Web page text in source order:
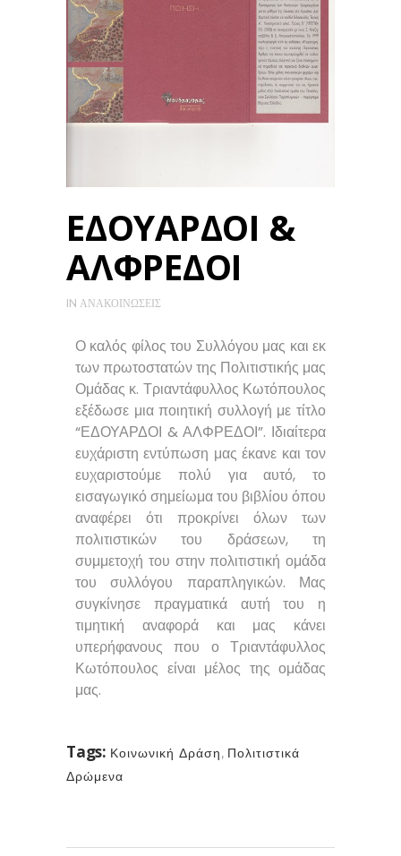
ΕΔΟΥΑΡΔΟΙ &
ΑΛΦΡΕΔΟΙ
IN ΑΝΑΚΟΙΝΏΣΕΙΣ
Ο καλός φίλος του Συλλόγου μας και εκ
των πρωτοστατών της Πολιτιστικής μας
Ομάδας κ. Τριαντάφυλλος Κωτόπουλος
εξέδωσε μια ποιητική συλλογή με τίτλο
“ΕΔΟΥΑΡΔΟΙ & ΑΛΦΡΕΔΟΙ”. Ιδιαίτερα
ευχάριστη εντύπωση μας έκανε και τον
ευχαριστούμε πολύ για αυτό, το
εισαγωγικό σημείωμα του βιβλίου όπου
αναφέρει ότι προκρίνει όλων των
πολιτιστικών του δράσεων, τη
συμμετοχή του στην πολιτιστική ομάδα
του συλλόγου παραπληγικών. Μας
συγκίνησε πραγματικά αυτή του η
τιμητική αναφορά και μας κάνει
υπερήφανους που ο Τριαντάφυλλος
Κωτόπουλος είναι μέλος της ομάδας
μας.
Tags: Κοινωνική Δράση, Πολιτιστικά
Δρώμενα